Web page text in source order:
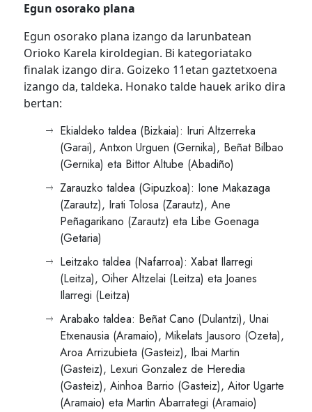
Egun osorako plana
Egun osorako plana izango da larunbatean
Orioko Karela kiroldegian. Bi kategoriatako
finalak izango dira. Goizeko 11etan gaztetxoena
izango da, taldeka. Honako talde hauek ariko dira
bertan:
Ekialdeko taldea (Bizkaia): Iruri Altzerreka
(Garai), Antxon Urguen (Gernika), Beñat Bilbao
(Gernika) eta Bittor Altube (Abadiño)
Zarauzko taldea (Gipuzkoa): Ione Makazaga
(Zarautz), Irati Tolosa (Zarautz), Ane
Peñagarikano (Zarautz) eta Libe Goenaga
(Getaria)
Leitzako taldea (Nafarroa): Xabat Ilarregi
(Leitza), Oiher Altzelai (Leitza) eta Joanes
Ilarregi (Leitza)
Arabako taldea: Beñat Cano (Dulantzi), Unai
Etxenausia (Aramaio), Mikelats Jausoro (Ozeta),
Aroa Arrizubieta (Gasteiz), Ibai Martin
(Gasteiz), Lexuri Gonzalez de Heredia
(Gasteiz), Ainhoa Barrio (Gasteiz), Aitor Ugarte
(Aramaio) eta Martin Abarrategi (Aramaio)